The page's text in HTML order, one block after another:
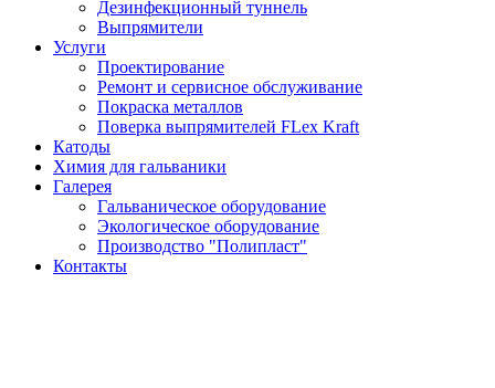
Дезинфекционный туннель
Выпрямители
Услуги
Проектирование
Ремонт и сервисное обслуживание
Покраска металлов
Поверка выпрямителей FLex Kraft
Катоды
Химия для гальваники
Галерея
Гальваническое оборудование
Экологическое оборудование
Производство "Полипласт"
Контакты